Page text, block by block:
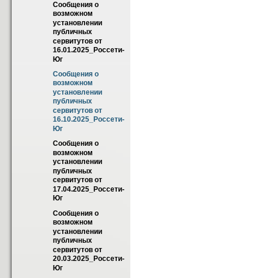
Сообщения о
возможном
установлении
публичных
сервитутов от
16.01.2025_Россети-
Юг
Сообщения о
возможном
установлении
публичных
сервитутов от
16.10.2025_Россети-
Юг
Сообщения о
возможном
установлении
публичных
сервитутов от
17.04.2025_Россети-
Юг
Сообщения о
возможном
установлении
публичных
сервитутов от
20.03.2025_Россети-
Юг